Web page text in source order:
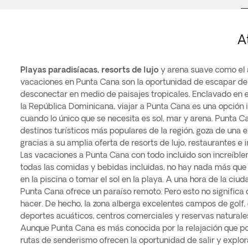
Playas paradisíacas, resorts de lujo y arena suave como el
vacaciones en Punta Cana son la oportunidad de escapar
desconectar en medio de paisajes tropicales. Enclavado en
la República Dominicana, viajar a Punta Cana es una
cuando lo único que se necesita es sol, mar y arena. Punta
destinos turísticos más populares de la región, goza de una
gracias a su amplia oferta de resorts de lujo, restaurantes e
Las vacaciones a Punta Cana con todo incluido son
todas las comidas y bebidas incluidas, no hay nada más
en la piscina o tomar el sol en la playa. A una hora de la
Punta Cana ofrece un paraíso remoto. Pero esto no significa
hacer. De hecho, la zona alberga excelentes campos de
deportes acuáticos, centros comerciales y reservas
Aunque Punta Cana es más conocida por la relajación que
rutas de senderismo ofrecen la oportunidad de salir y